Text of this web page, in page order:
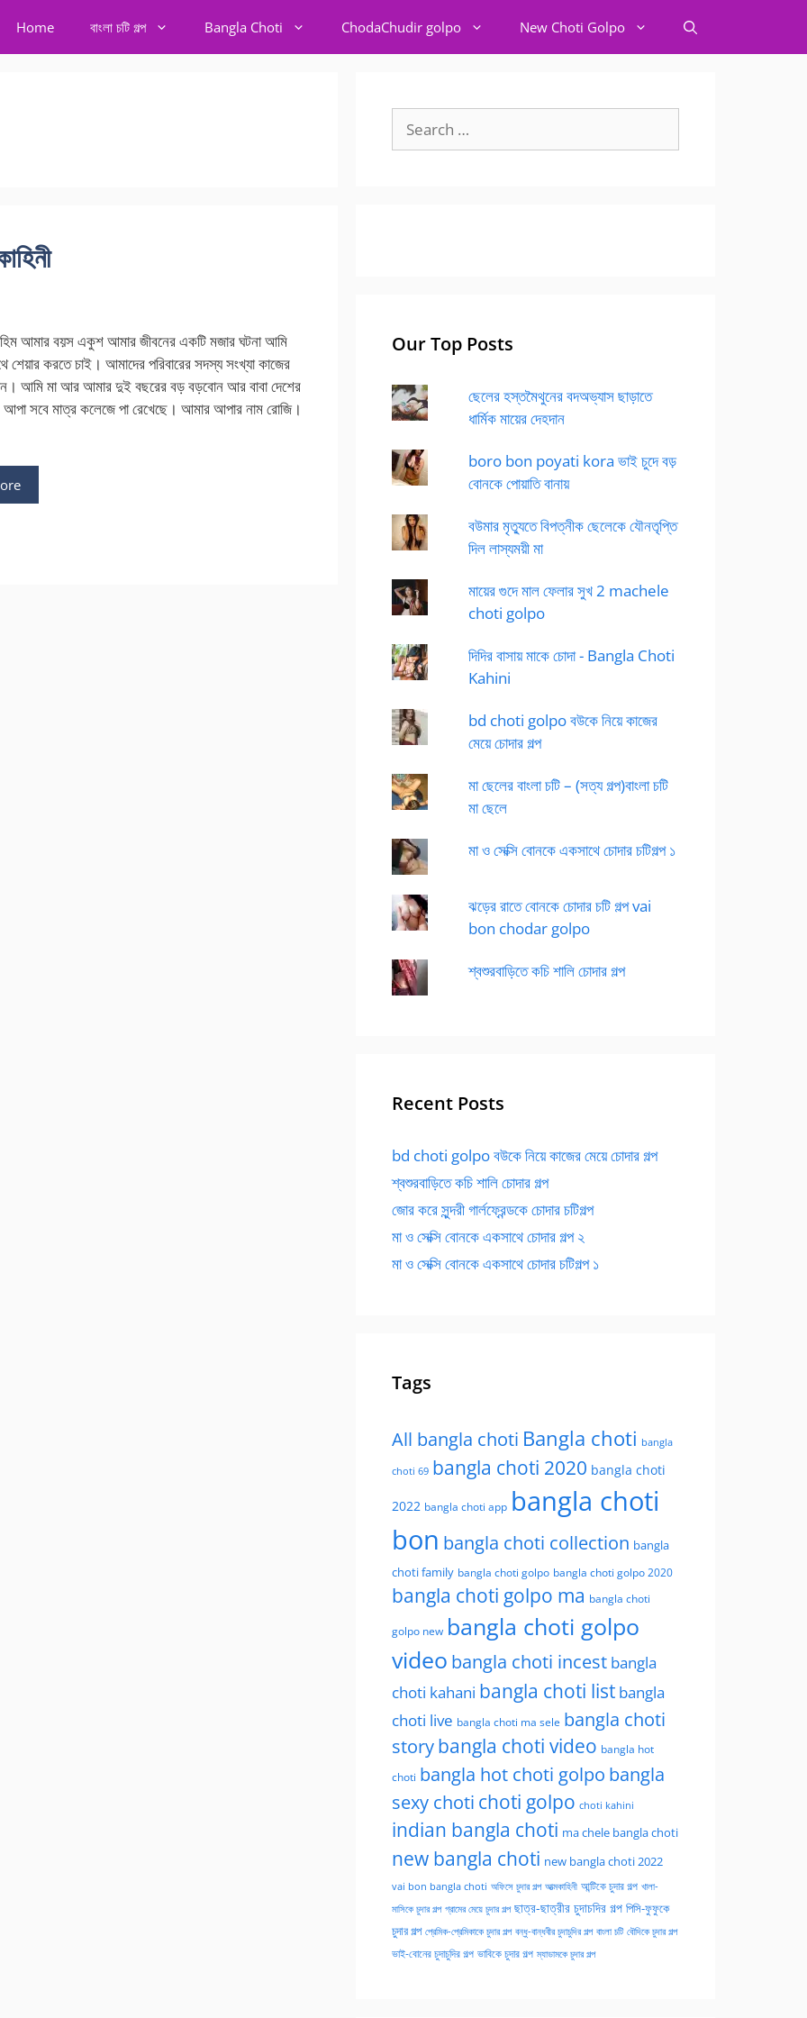
Home বাংলা চটি গল্প Bangla Choti ChodaChudir golpo New Choti Golpo
আমার বয়স একুশ আমার জীবনের একটি মজার ঘটনা আমি
শেয়ার করতে চাই। আমাদের পরিবারের সদস্য সংখ্যা কাজের
আমি মা আর আমার দুই বছরের বড় বড়বোন আর বাবা দেশের
আপা সবে মাত্র কলেজে পা রেখেছে। আমার আপার নাম রোজি।
for:
Our Top Posts
ছেলের হস্তমৈথুনের বদঅভ্যাস ছাড়াতে
ধার্মিক মায়ের দেহদান
boro bon poyati kora ভাই চুদে বড়
বোনকে পোয়াতি বানায়
বউমার মৃত্যুতে বিপত্নীক ছেলেকে যৌনতৃপ্তি
দিল লাস্যময়ী মা
মায়ের গুদে মাল ফেলার সুখ 2 machele
choti golpo
দিদির বাসায় মাকে চোদা - Bangla Choti
Kahini
bd choti golpo বউকে নিয়ে কাজের
মেয়ে চোদার গল্প
মা ছেলের বাংলা চটি – (সত্য গল্প)বাংলা চটি
মা ছেলে
মা ও সেক্সি বোনকে একসাথে চোদার চটিগল্প ১
ঝড়ের রাতে বোনকে চোদার চটি গল্প vai
bon chodar golpo
শ্বশুরবাড়িতে কচি শালি চোদার গল্প
Recent Posts
bd choti golpo বউকে নিয়ে কাজের মেয়ে চোদার গল্প
শ্বশুরবাড়িতে কচি শালি চোদার গল্প
জোর করে সুন্দরী গার্লফ্রেন্ডকে চোদার চটিগল্প
মা ও সেক্সি বোনকে একসাথে চোদার গল্প ২
মা ও সেক্সি বোনকে একসাথে চোদার চটিগল্প ১
Tags
All bangla choti Bangla choti bangla
choti 69 bangla choti 2020 bangla choti
2022 bangla choti app bangla choti
bon bangla choti collection bangla
choti family bangla choti golpo bangla choti golpo 2020
bangla choti golpo ma bangla choti
golpo new bangla choti golpo
video bangla choti incest bangla
choti kahani bangla choti list bangla
choti live bangla choti ma sele bangla choti
storybangla choti video bangla hot
choti bangla hot choti golpo bangla
sexy choti choti golpo choti kahini
indian bangla choti ma chele bangla choti
new bangla choti new bangla choti 2022
vai bon bangla choti অফিসে চুদার গল্প আত্মকাহিনী আন্টিকে চুদার গল্প খালা-
মাসিকে চুদার গল্প গ্রামের মেয়ে চুদার গল্প ছাত্র-ছাত্রীর চুদাচদির গল্প পিসি-ফুফুকে
চুদার গল্প প্রেমিক-প্রেমিকাকে চুদার গল্প বন্ধু-বান্ধবীর চুদাচুদির গল্প বাংলা চটি বৌদিকে চুদার গল্প
ভাই-বোনের চুদাচুদির গল্প ভাবিকে চুদার গল্প ম্যাডামকে চুদার গল্প